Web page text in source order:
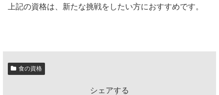
上記の資格は、新たな挑戦をしたい方におすすめです。
食の資格
シェアする